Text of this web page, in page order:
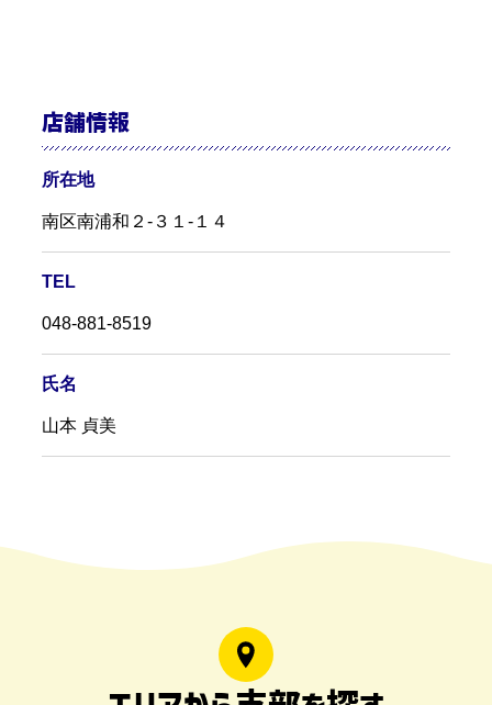
店舗情報
所在地
南区南浦和２-３１-１４
TEL
048-881-8519
氏名
山本 貞美